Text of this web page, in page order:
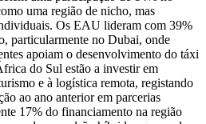
uma região de nicho, mas
Os EAU lideram com 39%
particularmente no Dubai, onde
apoiam o desenvolvimento do táxi
do Sul estão a investir em
e à logística remota, registando
ao ano anterior em parcerias
17% do financiamento na região